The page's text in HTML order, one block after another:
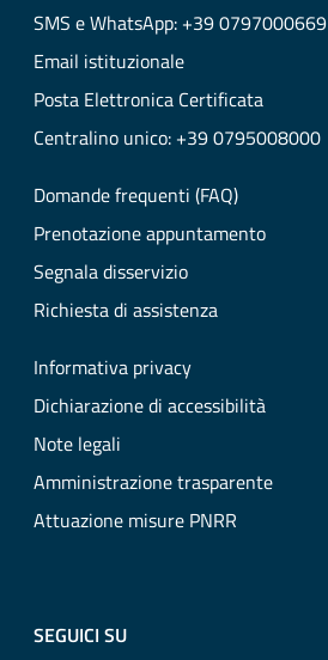
SMS e WhatsApp: +39 0797000669
Email istituzionale
Posta Elettronica Certificata
Centralino unico: +39 0795008000
Domande frequenti (FAQ)
Prenotazione appuntamento
Segnala disservizio
Richiesta di assistenza
Informativa privacy
Dichiarazione di accessibilità
Note legali
Amministrazione trasparente
Attuazione misure PNRR
SEGUICI SU